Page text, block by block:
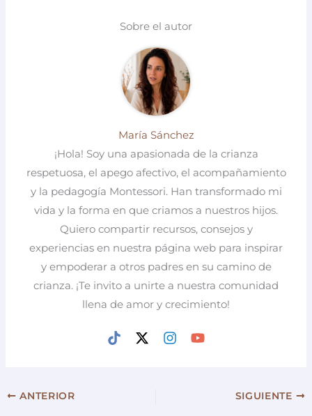
Sobre el autor
María Sánchez
¡Hola! Soy una apasionada de la crianza
respetuosa, el apego afectivo, el acompañamiento
y la pedagogía Montessori. Han transformado mi
vida y la forma en que criamos a nuestros hijos.
Quiero compartir recursos, consejos y
experiencias en nuestra página web para inspirar
y empoderar a otros padres en su camino de
crianza. ¡Te invito a unirte a nuestra comunidad
llena de amor y crecimiento!
ANTERIOR SIGUIENTE